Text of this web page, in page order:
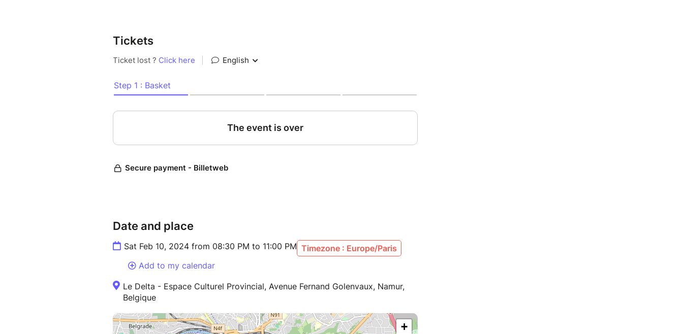
Un moment drôle, parfois émouvant, toujours divertissant, à passer entre amis
ou en famille, réservez vite pour ne pas manquer ça !
Enfants/Etudiants: 5€
Les réservations sont vivement recommandées.
Les OMG sont sponsorisés par la Brasserie de la Houppe, l'estaminet du Bistro
Tickets
Date and place
Sat Feb 10, 2024 from 08:30 PM to 11:00 PM Timezone : Europe/Paris
Add to my calendar
Le Delta - Espace Culturel Provincial, Avenue Fernand Golenvaux, Namur,
Belgique
+